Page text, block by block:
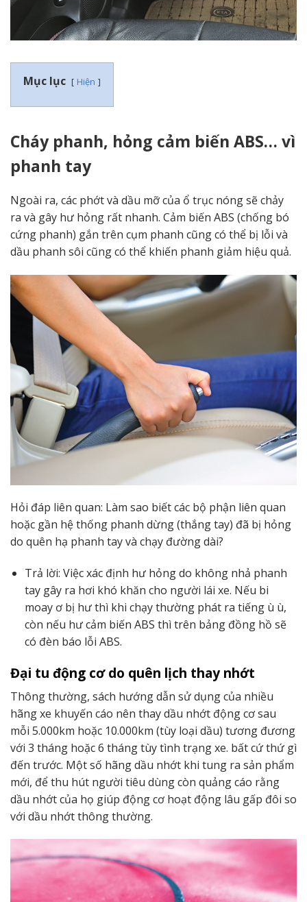
Mục lục Hiện
Cháy phanh, hỏng cảm biến ABS… vì
phanh tay
Ngoài ra, các phớt và dầu mỡ của ổ trục nóng sẽ chảy
ra và gây hư hỏng rất nhanh. Cảm biến ABS (chống bó
cứng phanh) gắn trên cụm phanh cũng có thể bị lỗi và
dầu phanh sôi cũng có thể khiến phanh giảm hiệu quả.
Hỏi đáp liên quan: Làm sao biết các bộ phận liên quan
hoặc gần hệ thống phanh dừng (thắng tay) đã bị hỏng
do quên hạ phanh tay và chạy đường dài?
Trả lời: Việc xác định hư hỏng do không nhả phanh
tay gây ra hơi khó khăn cho người lái xe. Nếu bi
moay ơ bị hư thì khi chạy thường phát ra tiếng ù ù,
còn nếu hư cảm biến ABS thì trên bảng đồng hồ sẽ
có đèn báo lỗi ABS.
Đại tu động cơ do quên lịch thay nhớt
Thông thường, sách hướng dẫn sử dụng của nhiều
hãng xe khuyến cáo nên thay dầu nhớt động cơ sau
mỗi 5.000km hoặc 10.000km (tùy loại dầu) tương đương
với 3 tháng hoặc 6 tháng tùy tình trạng xe. bất cứ thứ gì
đến trước. Một số hãng dầu nhớt khi tung ra sản phẩm
mới, để thu hút người tiêu dùng còn quảng cáo rằng
dầu nhớt của họ giúp động cơ hoạt động lâu gấp đôi so
với dầu nhớt thông thường.